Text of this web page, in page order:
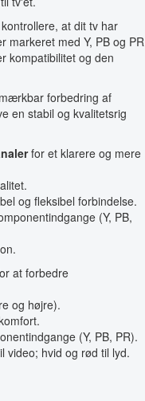
at dit tv har
markeret med Y, PB og PR
kompatibilitet og den
forbedring af
en stabil og kvalitetsrig
for et klarere og mere
og fleksibel forbindelse.
(Y, PB,
at forbedre
og højre).
(Y, PB, PR).
video; hvid og rød til lyd.